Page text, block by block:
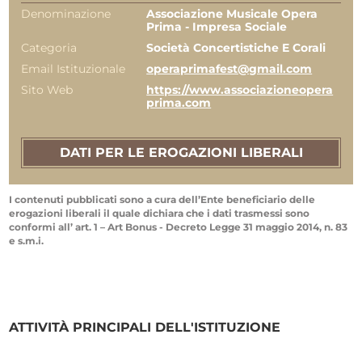
Denominazione
Associazione Musicale Opera
Prima - Impresa Sociale
Categoria
Società Concertistiche E Corali
Email Istituzionale
operaprimafest@gmail.com
Sito Web
https://www.associazioneopera
prima.com
DATI PER LE EROGAZIONI LIBERALI
I contenuti pubblicati sono a cura dell’Ente beneficiario delle
erogazioni liberali il quale dichiara che i dati trasmessi sono
conformi all’ art. 1 – Art Bonus - Decreto Legge 31 maggio 2014, n. 83
e s.m.i.
ATTIVITÀ PRINCIPALI DELL'ISTITUZIONE